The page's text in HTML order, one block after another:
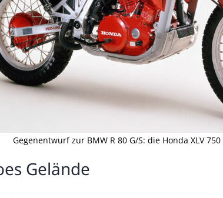
Gegenentwurf zur BMW R 80 G/S: die Honda XLV
Gelände